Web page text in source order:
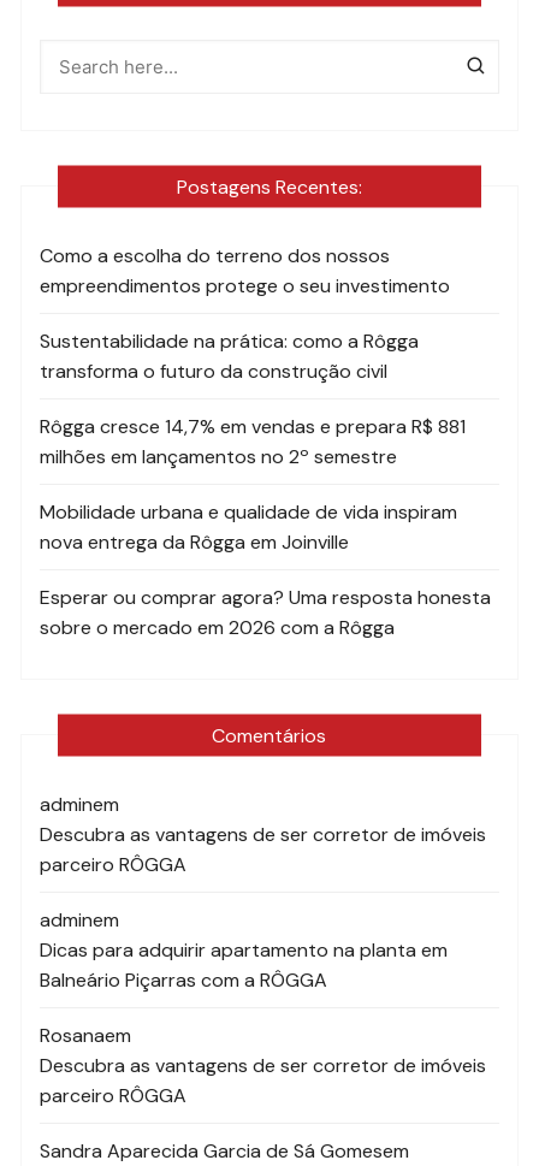
Postagens Recentes:
Como a escolha do terreno dos nossos
empreendimentos protege o seu investimento
Sustentabilidade na prática: como a Rôgga
transforma o futuro da construção civil
Rôgga cresce 14,7% em vendas e prepara R$ 881
milhões em lançamentos no 2º semestre
Mobilidade urbana e qualidade de vida inspiram
nova entrega da Rôgga em Joinville
Esperar ou comprar agora? Uma resposta honesta
sobre o mercado em 2026 com a Rôgga
Comentários
adminem
Descubra as vantagens de ser corretor de imóveis
parceiro RÔGGA
adminem
Dicas para adquirir apartamento na planta em
Balneário Piçarras com a RÔGGA
Rosanaem
Descubra as vantagens de ser corretor de imóveis
parceiro RÔGGA
Sandra Aparecida Garcia de Sá Gomesem